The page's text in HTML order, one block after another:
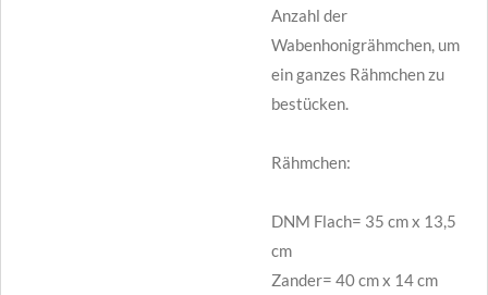
Anzahl der
Wabenhonigrähmchen, um
ein ganzes Rähmchen zu
bestücken.
Rähmchen:
DNM Flach= 35 cm x 13,5
cm
Zander= 40 cm x 14 cm